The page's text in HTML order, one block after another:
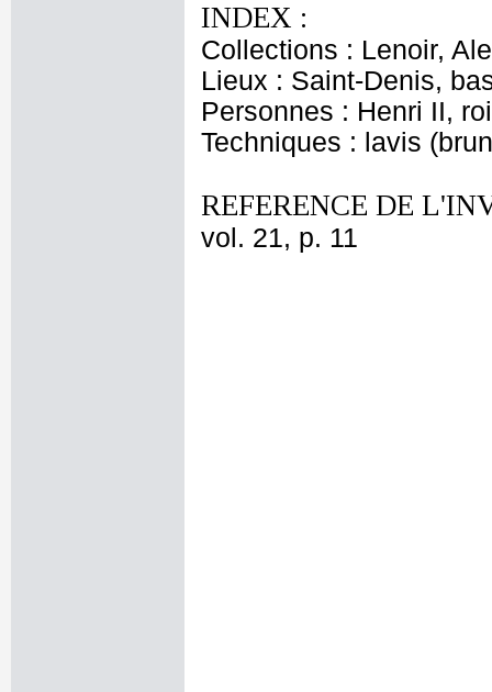
INDEX :
Collections : Lenoir,
Lieux : Saint-Denis,
Personnes : Henri II,
Techniques : lavis
REFERENCE DE
vol. 21, p. 11